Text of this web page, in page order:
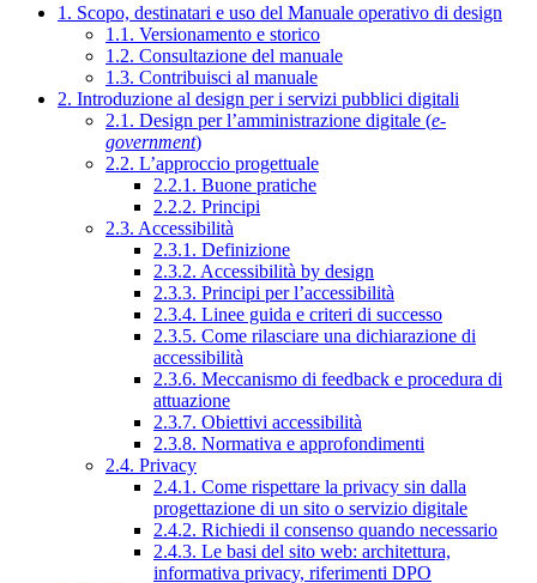
1. Scopo, destinatari e uso del Manuale operativo di design
1.1. Versionamento e storico
1.2. Consultazione del manuale
1.3. Contribuisci al manuale
2. Introduzione al design per i servizi pubblici digitali
2.1. Design per l’amministrazione digitale (e-
government)
2.2. L’approccio progettuale
2.2.1. Buone pratiche
2.2.2. Principi
2.3. Accessibilità
2.3.1. Definizione
2.3.2. Accessibilità by design
2.3.3. Principi per l’accessibilità
2.3.4. Linee guida e criteri di successo
2.3.5. Come rilasciare una dichiarazione di
accessibilità
2.3.6. Meccanismo di feedback e procedura di
attuazione
2.3.7. Obiettivi accessibilità
2.3.8. Normativa e approfondimenti
2.4. Privacy
2.4.1. Come rispettare la privacy sin dalla
progettazione di un sito o servizio digitale
2.4.2. Richiedi il consenso quando necessario
2.4.3. Le basi del sito web: architettura,
informativa privacy, riferimenti DPO